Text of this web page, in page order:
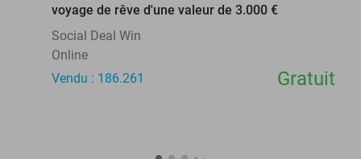
voyage de rêve d'une valeur de 3.000 €
Social Deal Win
Online
Vendu : 186.261
Gratuit